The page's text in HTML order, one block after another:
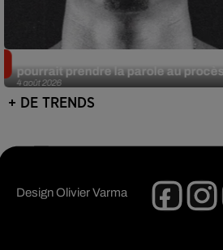
4 août 2026
pourrait prendre la parole au procès
+ DE TRENDS
DesignOlivier Varma